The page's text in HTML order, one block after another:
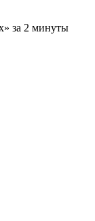
за 2 минуты